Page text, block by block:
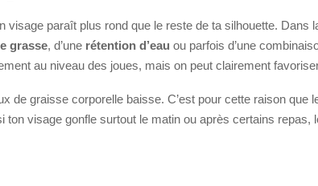
paraît plus rond que le reste de ta silhouette. Dans
grasse, d’une rétention d’eau ou parfois d’une
au niveau des joues, mais on peut clairement
de graisse corporelle baisse. C’est pour cette raison que
visage gonfle surtout le matin ou après certains repas,